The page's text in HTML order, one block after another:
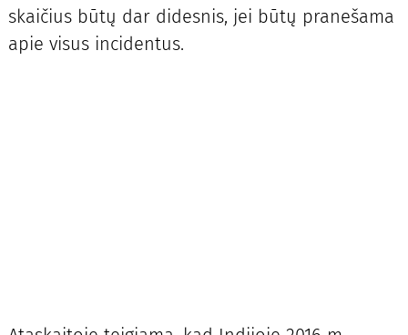
skaičius būtų dar didesnis, jei būtų pranešama
apie visus incidentus.